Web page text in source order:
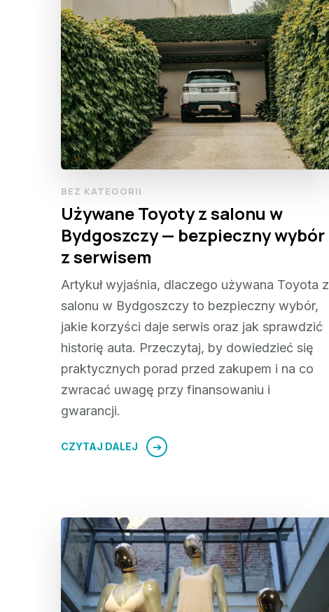
BEZ KATEGORII
Używane Toyoty z salonu w
Bydgoszczy — bezpieczny wybór
z serwisem
Artykuł wyjaśnia, dlaczego używana Toyota z
salonu w Bydgoszczy to bezpieczny wybór,
jakie korzyści daje serwis oraz jak sprawdzić
historię auta. Przeczytaj, by dowiedzieć się
praktycznych porad przed zakupem i na co
zwracać uwagę przy finansowaniu i
gwarancji.
CZYTAJ DALEJ